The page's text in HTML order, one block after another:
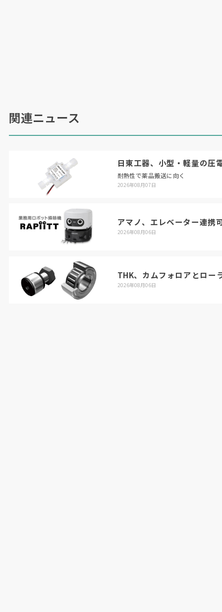
関連ニュース
日東工器、小型・軽量の圧
耐熱性で薬品搬送に向く
2026年08月07日
アマノ、エレベーター連携
2026年08月06日
THK、カムフォロアとロー
2026年08月06日